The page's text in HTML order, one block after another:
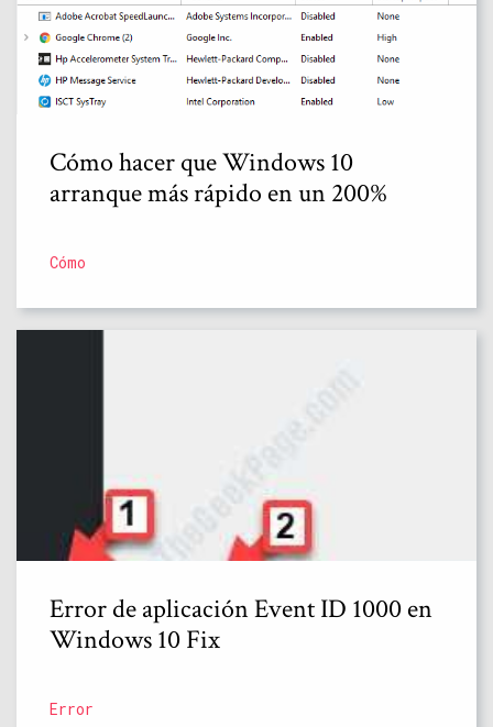
Cómo hacer que Windows 10
arranque más rápido en un 200%
Cómo
Error de aplicación Event ID 1000 en
Windows 10 Fix
Error